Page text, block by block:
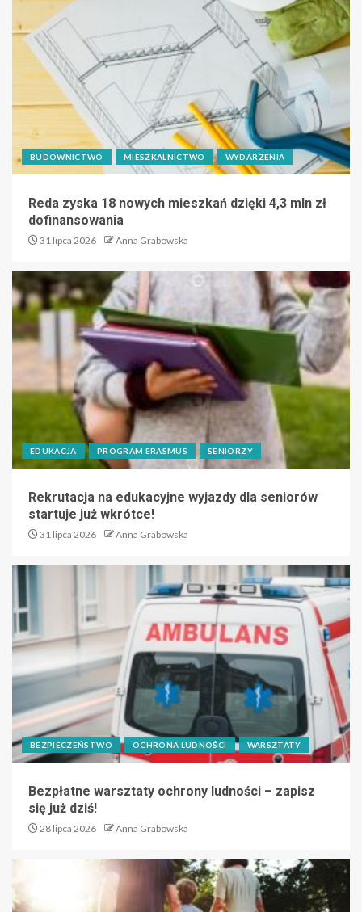
BUDOWNICTWO MIESZKALNICTWO WYDARZENIA
Reda zyska 18 nowych mieszkań dzięki 4,3 mln zł
dofinansowania
31 lipca 2026 Anna Grabowska
EDUKACJA PROGRAM ERASMUS SENIORZY
Rekrutacja na edukacyjne wyjazdy dla seniorów
startuje już wkrótce!
31 lipca 2026 Anna Grabowska
BEZPIECZEŃSTWO OCHRONA LUDNOŚCI WARSZTATY
Bezpłatne warsztaty ochrony ludności – zapisz
się już dziś!
28 lipca 2026 Anna Grabowska